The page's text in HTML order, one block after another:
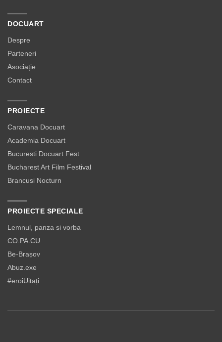
DOCUART
Despre
Parteneri
Asociație
Contact
PROIECTE
Caravana Docuart
Academia Docuart
Bucuresti Docuart Fest
Bucharest Art Film Festival
Brancusi Nocturn
PROIECTE SPECIALE
Lemnul, panza si vorba
CO.PA.CU
Be-Brașov
Abuz.exe
#eroiUitați